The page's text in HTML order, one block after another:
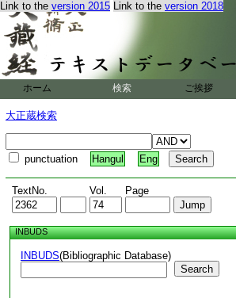
Link to the version 2015 Link to the version 2018
ホーム 検索 ご挨拶
大正蔵検索
punctuation Hangul Eng
TextNo. Vol. Page
INBUDS
INBUDS(Bibliographic Database)
Search